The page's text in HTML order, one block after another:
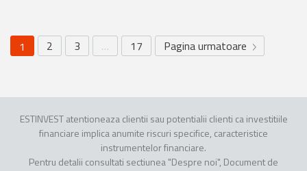
1 2 3 … 17 Pagina urmatoare
ESTINVEST atentioneaza clientii sau potentialii clienti ca investitiile
financiare implica anumite riscuri specifice, caracteristice
instrumentelor financiare.
Pentru detalii consultati sectiunea "Despre noi", Document de